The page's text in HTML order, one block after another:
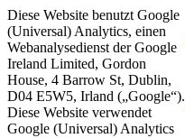
Diese Website benutzt Google
(Universal) Analytics, einen
Webanalysedienst der Google
Ireland Limited, Gordon
House, 4 Barrow St, Dublin,
D04 E5W5, Irland („Google“).
Diese Website verwendet
Google (Universal) Analytics